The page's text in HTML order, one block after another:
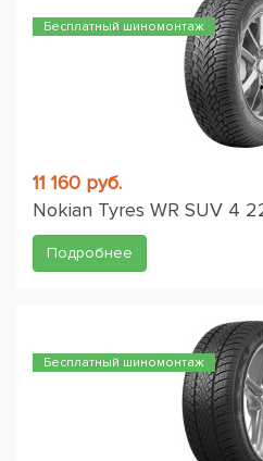
Бесплатный шиномонтаж
11 160 руб.
Nokian Tyres WR SUV 4
Подробнее
Бесплатный шиномонтаж